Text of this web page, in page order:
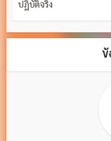
ปฏิบัติจริง